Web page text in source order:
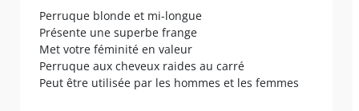
Perruque blonde et mi-longue
Présente une superbe frange
Met votre féminité en valeur
Perruque aux cheveux raides au carré
Peut être utilisée par les hommes et les femmes